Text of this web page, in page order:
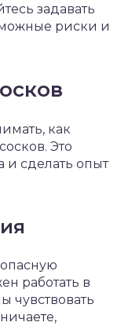
задавать
риски и
как
Это
и сделать опыт
работать в
чувствовать